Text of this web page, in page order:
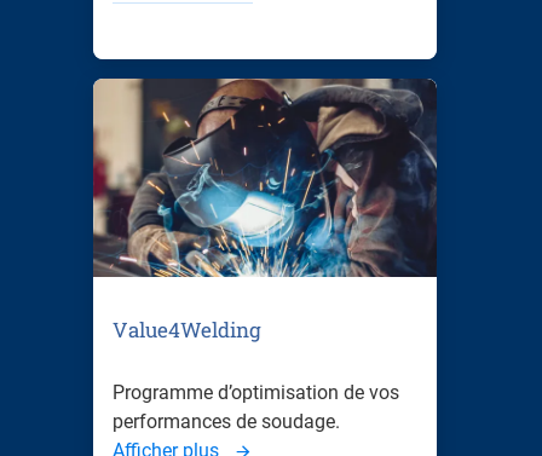
Value4Welding
Programme d’optimisation de vos
performances de soudage.
Afficher plus